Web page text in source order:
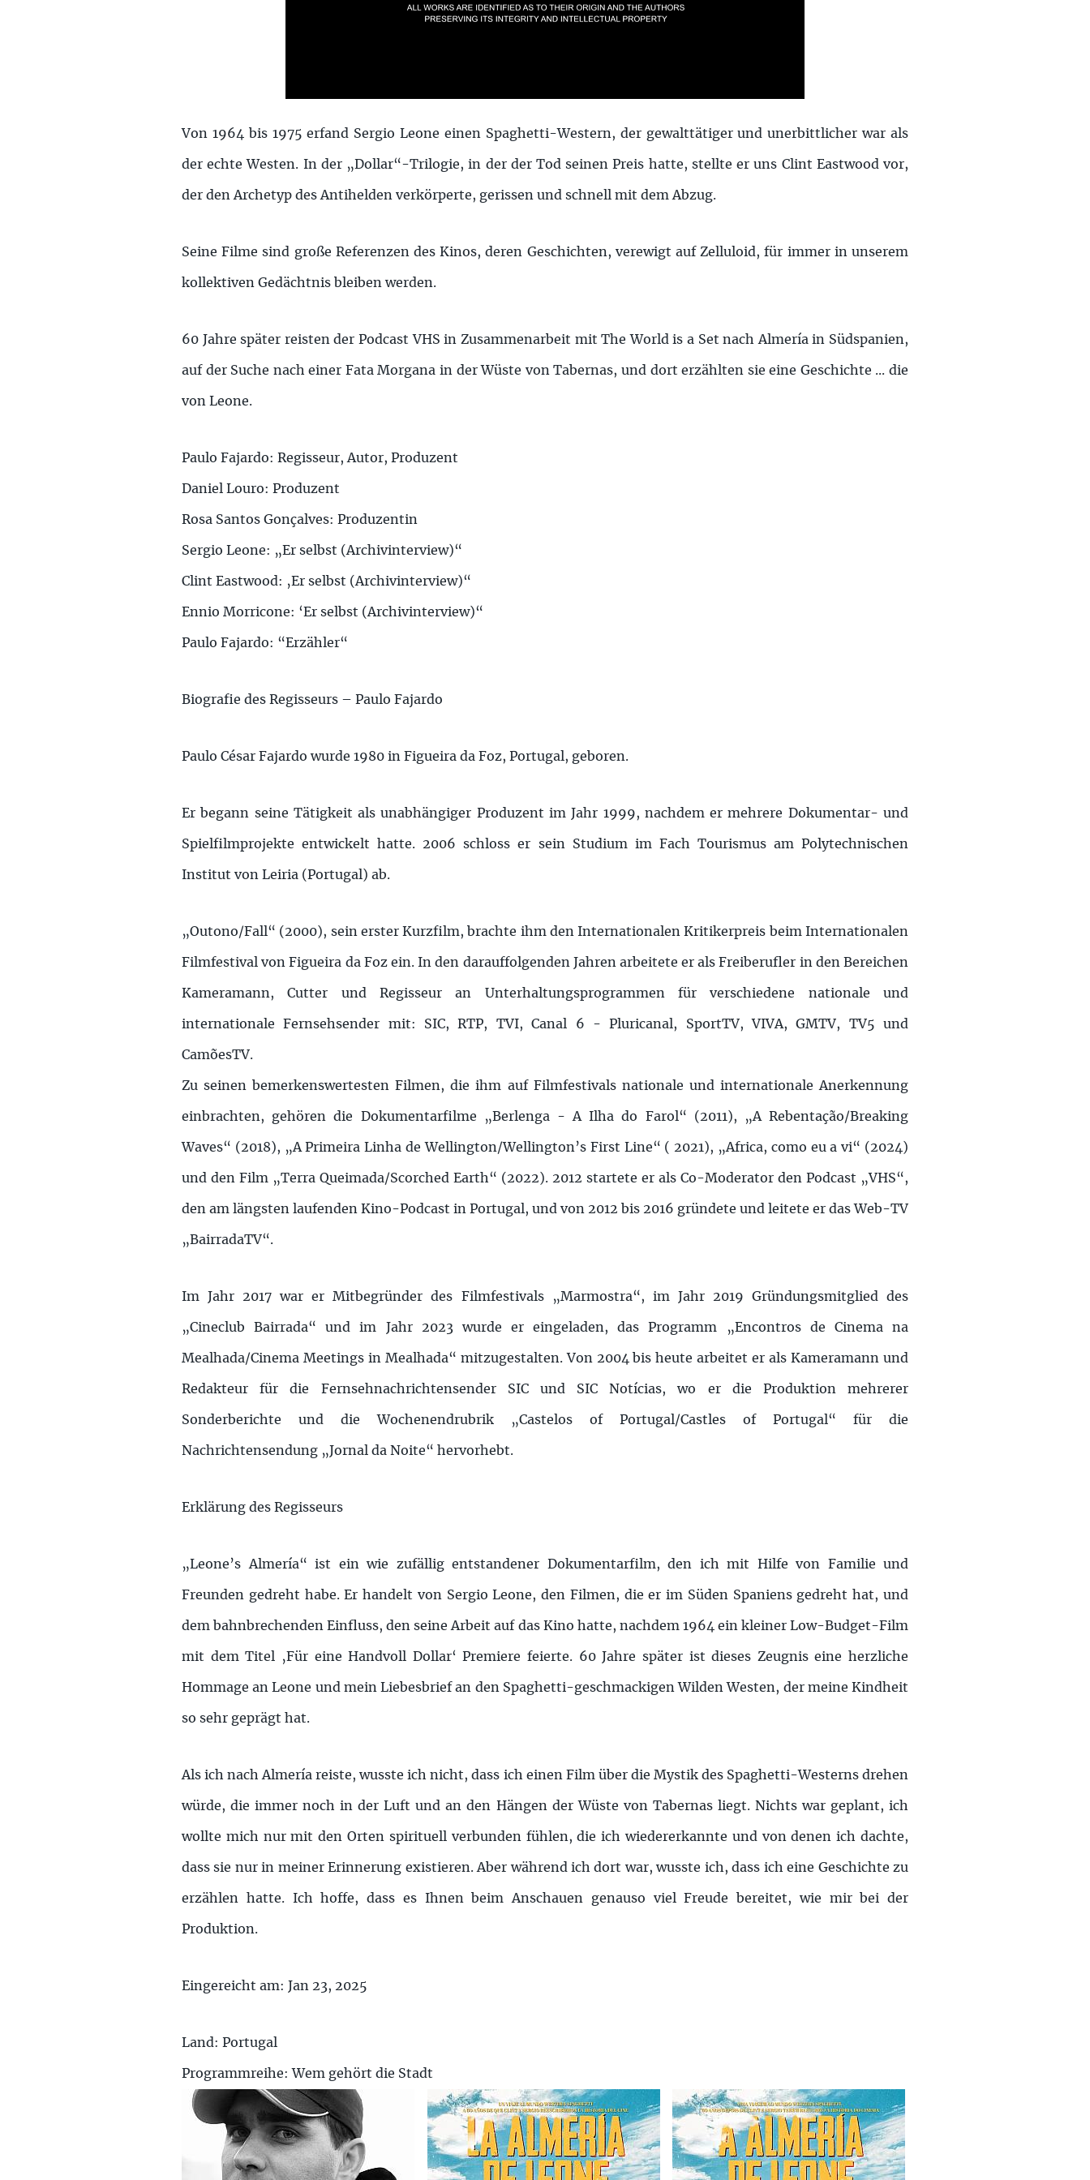
Von 1964 bis 1975 erfand Sergio Leone einen Spaghetti-Western, der gewalttätiger und unerbittlicher war als
der echte Westen. In der „Dollar“-Trilogie, in der der Tod seinen Preis hatte, stellte er uns Clint Eastwood vor,
der den Archetyp des Antihelden verkörperte, gerissen und schnell mit dem Abzug.
Seine Filme sind große Referenzen des Kinos, deren Geschichten, verewigt auf Zelluloid, für immer in unserem
kollektiven Gedächtnis bleiben werden.
60 Jahre später reisten der Podcast VHS in Zusammenarbeit mit The World is a Set nach Almería in Südspanien,
auf der Suche nach einer Fata Morgana in der Wüste von Tabernas, und dort erzählten sie eine Geschichte ... die
von Leone.
Paulo Fajardo: Regisseur, Autor, Produzent
Daniel Louro: Produzent
Rosa Santos Gonçalves: Produzentin
Sergio Leone: „Er selbst (Archivinterview)“
Clint Eastwood: ‚Er selbst (Archivinterview)“
Ennio Morricone: ‘Er selbst (Archivinterview)“
Paulo Fajardo: “Erzähler“
Biografie des Regisseurs – Paulo Fajardo
Paulo César Fajardo wurde 1980 in Figueira da Foz, Portugal, geboren.
Er begann seine Tätigkeit als unabhängiger Produzent im Jahr 1999, nachdem er mehrere Dokumentar- und
Spielfilmprojekte entwickelt hatte. 2006 schloss er sein Studium im Fach Tourismus am Polytechnischen
Institut von Leiria (Portugal) ab.
„Outono/Fall“ (2000), sein erster Kurzfilm, brachte ihm den Internationalen Kritikerpreis beim Internationalen
Filmfestival von Figueira da Foz ein. In den darauffolgenden Jahren arbeitete er als Freiberufler in den Bereichen
Kameramann, Cutter und Regisseur an Unterhaltungsprogrammen für verschiedene nationale und
internationale Fernsehsender mit: SIC, RTP, TVI, Canal 6 - Pluricanal, SportTV, VIVA, GMTV, TV5 und
CamõesTV.
Zu seinen bemerkenswertesten Filmen, die ihm auf Filmfestivals nationale und internationale Anerkennung
einbrachten, gehören die Dokumentarfilme „Berlenga - A Ilha do Farol“ (2011), „A Rebentação/Breaking
Waves“ (2018), „A Primeira Linha de Wellington/Wellington’s First Line“ ( 2021), „Africa, como eu a vi“ (2024)
und den Film „Terra Queimada/Scorched Earth“ (2022). 2012 startete er als Co-Moderator den Podcast „VHS“,
den am längsten laufenden Kino-Podcast in Portugal, und von 2012 bis 2016 gründete und leitete er das Web-TV
„BairradaTV“.
Im Jahr 2017 war er Mitbegründer des Filmfestivals „Marmostra“, im Jahr 2019 Gründungsmitglied des
„Cineclub Bairrada“ und im Jahr 2023 wurde er eingeladen, das Programm „Encontros de Cinema na
Mealhada/Cinema Meetings in Mealhada“ mitzugestalten. Von 2004 bis heute arbeitet er als Kameramann und
Redakteur für die Fernsehnachrichtensender SIC und SIC Notícias, wo er die Produktion mehrerer
Sonderberichte und die Wochenendrubrik „Castelos of Portugal/Castles of Portugal“ für die
Nachrichtensendung „Jornal da Noite“ hervorhebt.
Erklärung des Regisseurs
„Leone’s Almería“ ist ein wie zufällig entstandener Dokumentarfilm, den ich mit Hilfe von Familie und
Freunden gedreht habe. Er handelt von Sergio Leone, den Filmen, die er im Süden Spaniens gedreht hat, und
dem bahnbrechenden Einfluss, den seine Arbeit auf das Kino hatte, nachdem 1964 ein kleiner Low-Budget-Film
mit dem Titel ‚Für eine Handvoll Dollar‘ Premiere feierte. 60 Jahre später ist dieses Zeugnis eine herzliche
Hommage an Leone und mein Liebesbrief an den Spaghetti-geschmackigen Wilden Westen, der meine Kindheit
so sehr geprägt hat.
Als ich nach Almería reiste, wusste ich nicht, dass ich einen Film über die Mystik des Spaghetti-Westerns drehen
würde, die immer noch in der Luft und an den Hängen der Wüste von Tabernas liegt. Nichts war geplant, ich
wollte mich nur mit den Orten spirituell verbunden fühlen, die ich wiedererkannte und von denen ich dachte,
dass sie nur in meiner Erinnerung existieren. Aber während ich dort war, wusste ich, dass ich eine Geschichte zu
erzählen hatte. Ich hoffe, dass es Ihnen beim Anschauen genauso viel Freude bereitet, wie mir bei der
Produktion.
Eingereicht am: Jan 23, 2025
Land: Portugal
Programmreihe: Wem gehört die Stadt